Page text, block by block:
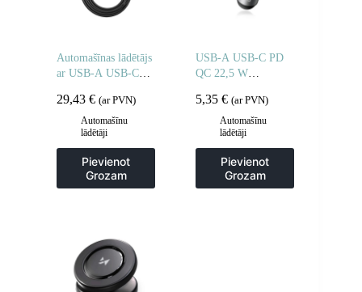
Automašīnas lādētājs
ar USB-A USB-C
110W 1.5m – melns
29,43 € (ar PVN)
Automašīnu
lādētāji
Pievienot
Grozam
USB-A USB-C PD
QC 22,5 W
– pelēks
5,35€ (ar PVN)
Automašīnu
lādētāji
Pievienot
Grozam